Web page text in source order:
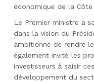
économique de la Côte
Le Premier ministre a
dans la vision du
ambitionne de rendre
également invité les
investisseurs à saisir
développement du